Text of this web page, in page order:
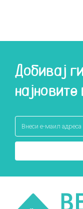
Добивај ги